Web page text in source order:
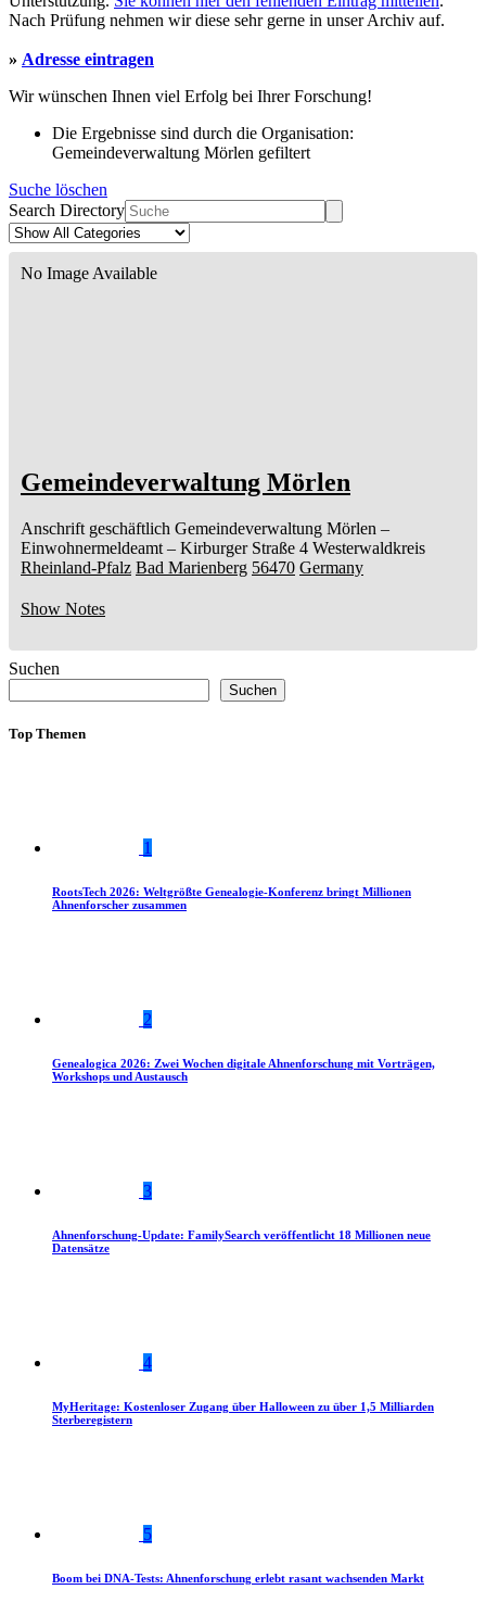
Nach Prüfung nehmen wir diese sehr gerne in unser Archiv auf.
» Adresse eintragen
Wir wünschen Ihnen viel Erfolg bei Ihrer Forschung!
Die Ergebnisse sind durch die Organisation:
Gemeindeverwaltung Mörlen gefiltert
Suche löschen
Search Directory
No Image Available
Gemeindeverwaltung Mörlen
Anschrift geschäftlich Gemeindeverwaltung Mörlen –
Einwohnermeldeamt – Kirburger Straße 4 Westerwaldkreis
Rheinland-Pfalz Bad Marienberg 56470 Germany
Show Notes
Suchen
Suchen
Top Themen
1
RootsTech 2026: Weltgrößte Genealogie-Konferenz bringt Millionen
Ahnenforscher zusammen
2
Genealogica 2026: Zwei Wochen digitale Ahnenforschung mit Vorträgen,
Workshops und Austausch
3
Ahnenforschung-Update: FamilySearch veröffentlicht 18 Millionen neue
Datensätze
4
MyHeritage: Kostenloser Zugang über Halloween zu über 1,5 Milliarden
Sterberegistern
5
Boom bei DNA-Tests: Ahnenforschung erlebt rasant wachsenden Markt